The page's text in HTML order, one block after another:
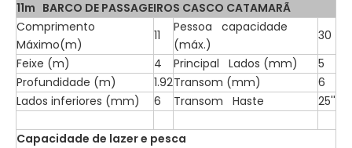
11m BARCO DE PASSAGEIROS CASCO CATAMARÃ
Comprimento
Máximo(m)
11
Pessoa capacidade
(máx.)
30
Feixe (m)
4 Principal Lados (mm)
5
Profundidade (m)
1.92Transom (mm)
6
Lados inferiores (mm)
6 Transom Haste 25''
Capacidade de lazer e pesca